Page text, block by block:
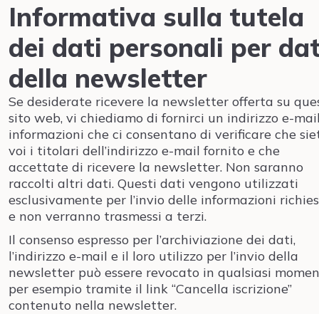
Informativa sulla tutela
dei dati personali per
della newsletter
Se desiderate ricevere la newsletter offerta su
sito web, vi chiediamo di fornirci un indirizzo e-
informazioni che ci consentano di verificare che
voi i titolari dell’indirizzo e-mail fornito e che
accettate di ricevere la newsletter. Non saranno
raccolti altri dati. Questi dati vengono utilizzati
esclusivamente per l’invio delle informazioni
e non verranno trasmessi a terzi.
Il consenso espresso per l’archiviazione dei dati,
l’indirizzo e-mail e il loro utilizzo per l’invio della
newsletter può essere revocato in qualsiasi
per esempio tramite il link “Cancella iscrizione”
contenuto nella newsletter.